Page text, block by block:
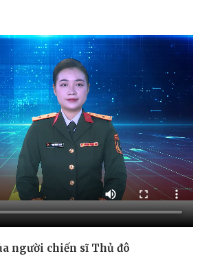
người chiến sĩ Thủ đô